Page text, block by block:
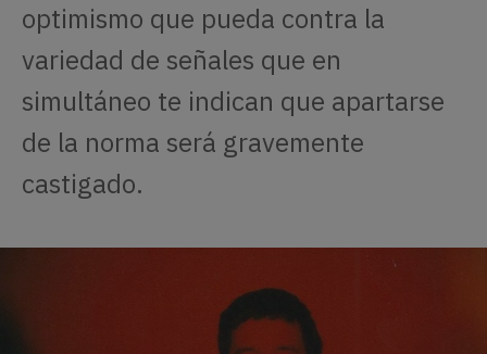
APOYANOS
ES EN
optimismo que pueda contra la
variedad de señales que en
simultáneo te indican que apartarse
de la norma será gravemente
castigado.